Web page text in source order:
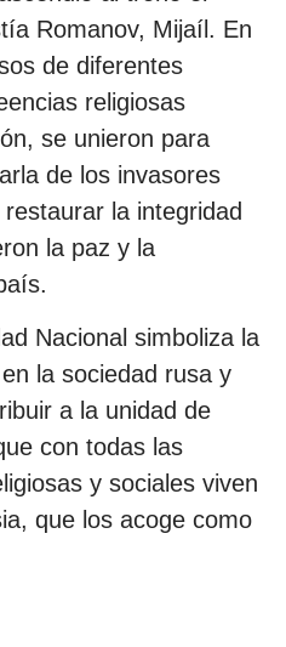
Romanov, Mijaíl. En
de diferentes
religiosas
se unieron para
de los invasores
la integridad
la paz y la
Nacional simboliza la
la sociedad rusa y
a la unidad de
con todas las
y sociales viven
que los acoge como